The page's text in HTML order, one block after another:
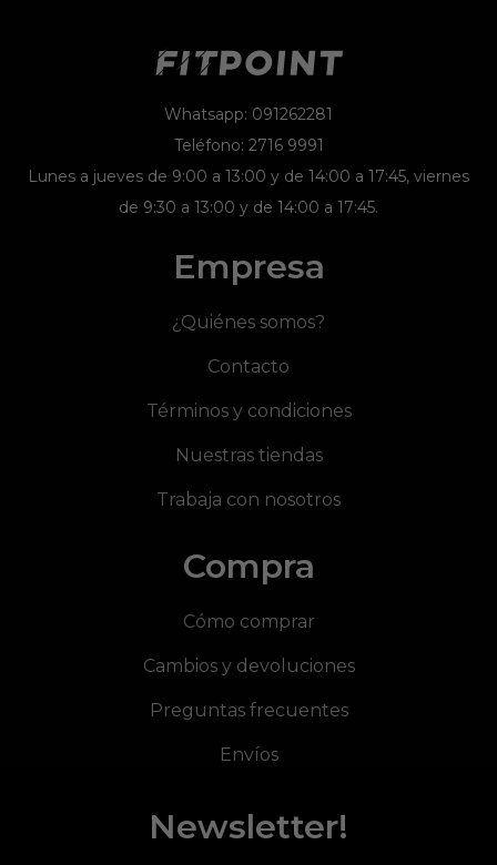
Whatsapp: 091262281
Teléfono: 2716 9991
Lunes a jueves de 9:00 a 13:00 y de 14:00 a 17:45, viernes
de 9:30 a 13:00 y de 14:00 a 17:45.
Empresa
¿Quiénes somos?
Contacto
Términos y condiciones
Nuestras tiendas
Trabaja con nosotros
Compra
Cómo comprar
Cambios y devoluciones
Preguntas frecuentes
Envíos
Newsletter!